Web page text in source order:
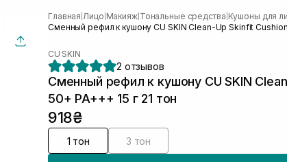
Главная Лицо Макияж| Тональные средства Кушоны для
Сменный рефил к кушону CU SKIN Clean-Up Skinfit Cushion
CU SKIN
2 отзывов
Сменный рефил к кушону CU SKIN
50+ PA+++ 15 г 21 тон
918₴
1 тон 3 тон